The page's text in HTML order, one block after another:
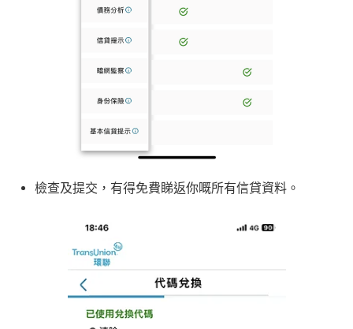
檢查及提交，有得免費睇返你嘅所有信貸資料。